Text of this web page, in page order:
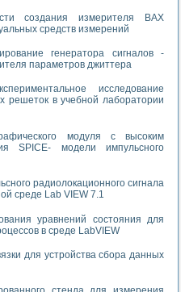
создания измерителя ВАХ
средств измерений
генератора сигналов -
параметров джиттера
исследование
решеток в учебной лаборатории
модуля с высоким
SPICE- модели импульсного
радиолокационного сигнала
среде Lab VIEW 7.1
уравнений состояния для
в среде LabVIEW
для устройства сбора данных